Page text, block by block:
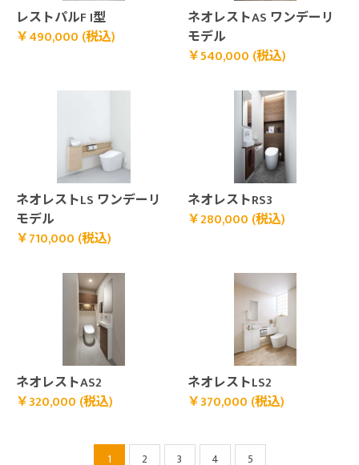
レストパルF I型
￥490,000 (税込)
￥490,000 (税込)">
ネオレストAS ワンデーリ
モデル
￥540,000 (税込)
￥540,000 (税込)">
ネオレストLS ワンデーリ
モデル
￥710,000 (税込)
￥710,000 (税込)">
ネオレストRS3
￥280,000 (税込)
￥280,000 (税込)">
ネオレストAS2
￥320,000 (税込)
￥320,000 (税込)">
ネオレストLS2
￥370,000 (税込)
￥370,000 (税込)">
1 2 3 4 5